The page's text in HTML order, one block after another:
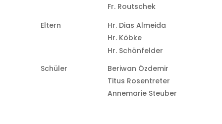
Fr. Routschek
Eltern
Hr. Dias Almeida
Hr. Köbke
Hr. Schönfelder
Schüler
Beriwan Özdemir
Titus Rosentreter
Annemarie Steuber